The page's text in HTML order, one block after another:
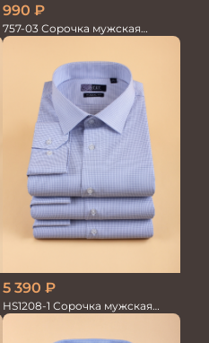
990 ₽
757-03 Сорочка мужская
кор.рукав
5 390 ₽
HS1208-1 Сорочка мужская
голубая мел.клетка